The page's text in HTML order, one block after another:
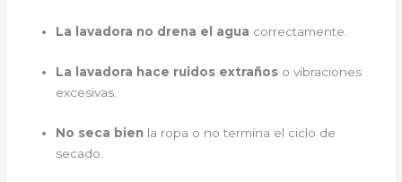
La lavadora no drena el agua correctamente.
La lavadora hace ruidos extraños o vibraciones
excesivas.
No seca bien la ropa o no termina el ciclo de
secado.